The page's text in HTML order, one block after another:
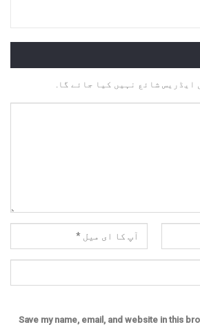
ایڈریس شائع نہیں کیا جائے گا.
Save my name, email, and website in this